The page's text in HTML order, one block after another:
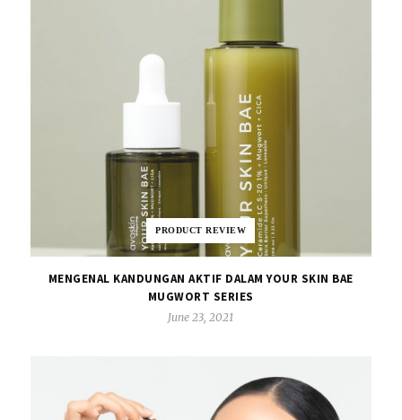
PRODUCT REVIEW
MENGENAL KANDUNGAN AKTIF DALAM YOUR SKIN BAE
MUGWORT SERIES
June 23, 2021